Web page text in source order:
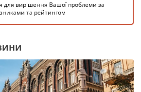
для вирішення Вашої проблеми за
та рейтингом